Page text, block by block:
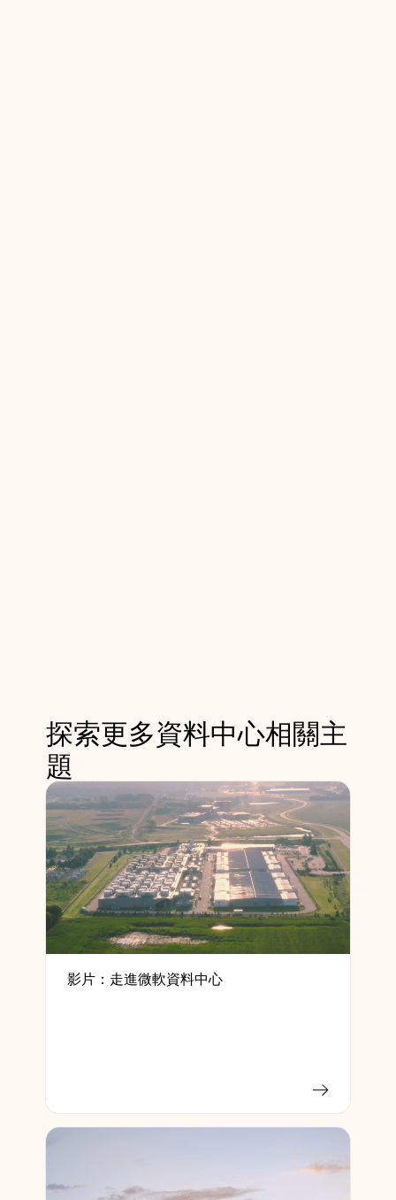
探索更多資料中心相關主
題
影片：走進微軟資料中心